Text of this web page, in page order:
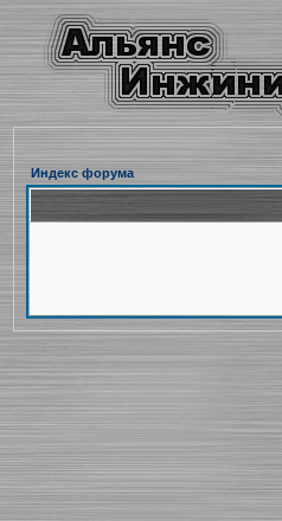
Индекс форума